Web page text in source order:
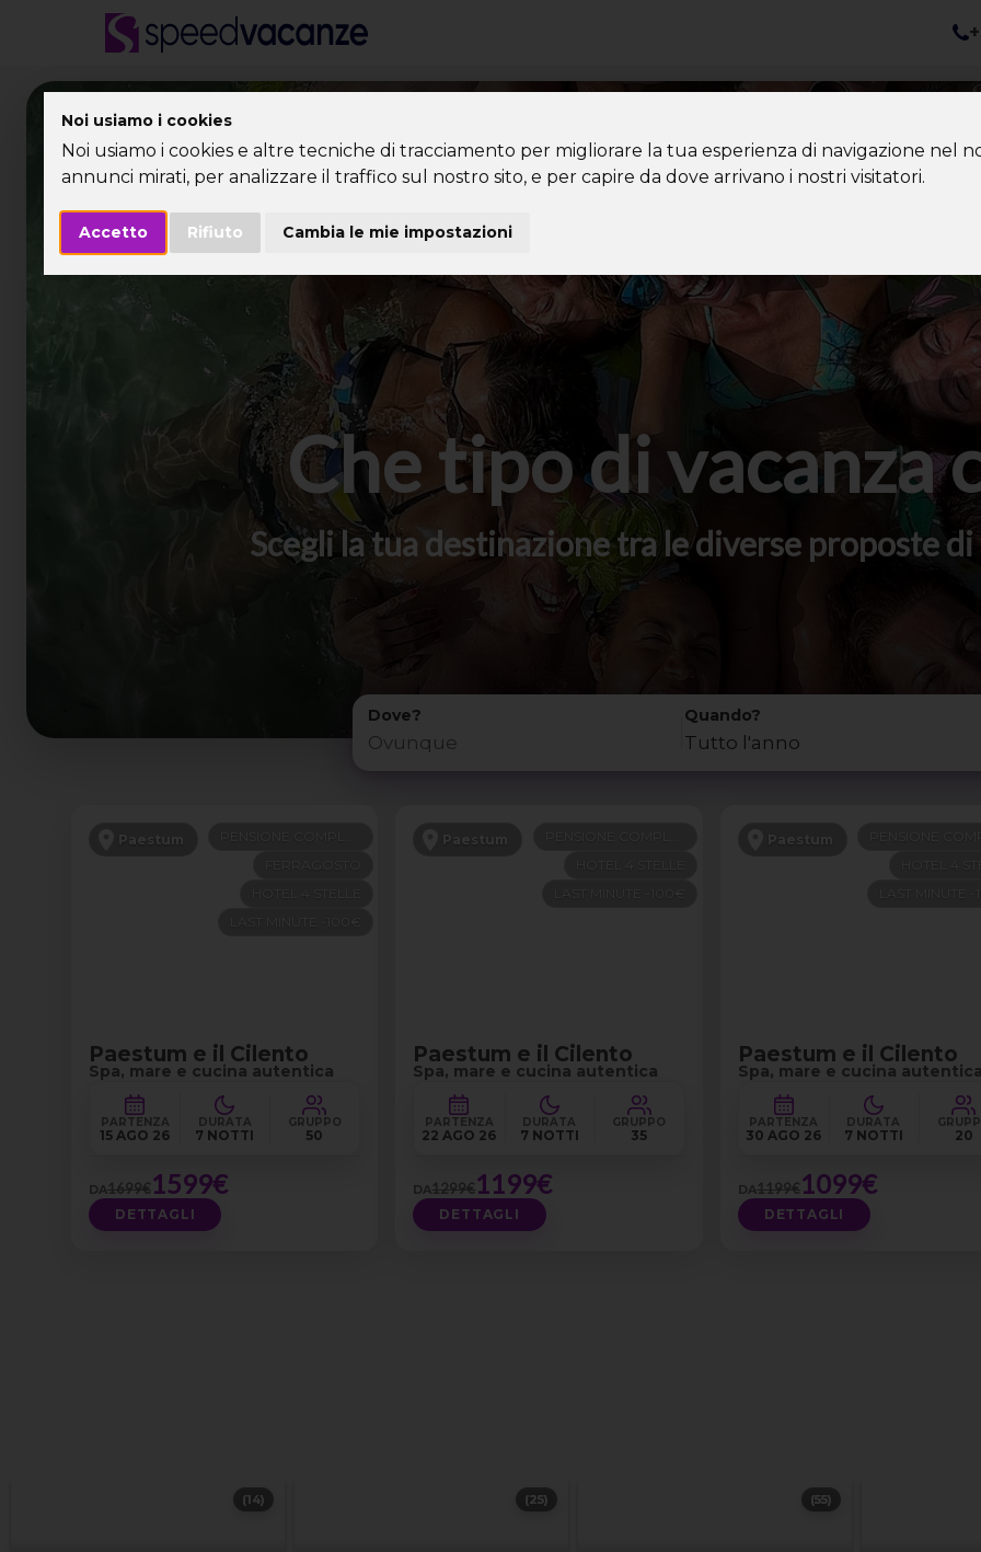
Noi usiamo i cookies
Noi usiamo i cookies e altre tecniche di tracciamento per migliorare la tua esperienza di navigazione nel
annunci mirati, per analizzare il traffico sul nostro sito, e per capire da dove arrivano i nostri visitatori.
Accetto Rifiuto Cambia le mie impostazioni
Che tipo di vacanza
Scegli la tua destinazione tra le diverse proposte
Dove? Quando?
Tutto l'anno
Paestum
Paestum e il Cilento
Spa, mare e cucina autentica
PARTENZA
15 AGO 26
DURATA
7 NOTTI
GRUPPO
50
DA1699€1599€
DETTAGLI
Paestum
Paestum e il Cilento
Spa, mare e cucina autentica
PARTENZA
22 AGO 26
DURATA
7 NOTTI
GRUPPO
35
DA1299€1199€
DETTAGLI
Paestum
Paestum e il Cilento
Spa, mare e cucina
PARTENZA
30 AGO 26
DURATA
7 NOTTI 20
DA1199€1099€
DETTAGLI
(14) (25) (55)